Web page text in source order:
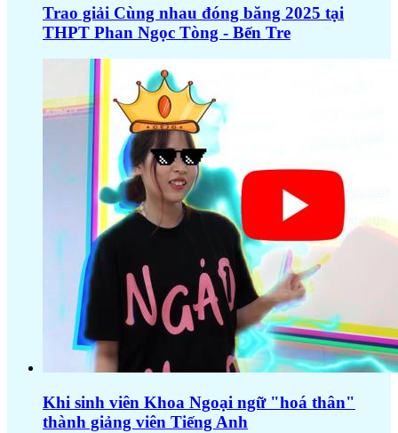
Trao giải Cùng nhau đóng băng 2025 tại
THPT Phan Ngọc Tòng - Bến Tre
Khi sinh viên Khoa Ngoại ngữ "hoá thân"
thành giảng viên Tiếng Anh